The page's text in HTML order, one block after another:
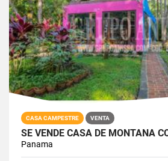
CASA CAMPESTRE VENTA
Panama